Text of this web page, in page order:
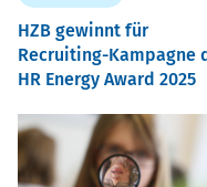
HZB gewinnt für
Recruiting-Kampagne
HR Energy Award 2025